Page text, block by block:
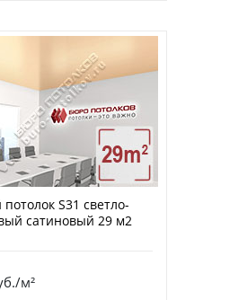
S31 светло-
сатиновый 29 м2
м²